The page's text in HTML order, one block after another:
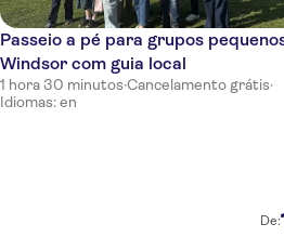
Passeio a pé para grupos
Windsor com guia local
1 hora 30 minutos·Cancelamento grátis·
Idiomas: en
De: